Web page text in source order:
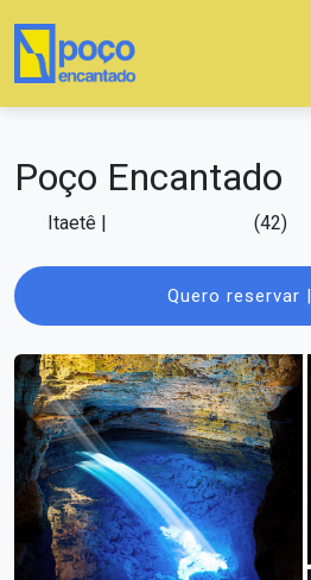
Poço Encantado
Itaetê | (42)
Quero reservar |